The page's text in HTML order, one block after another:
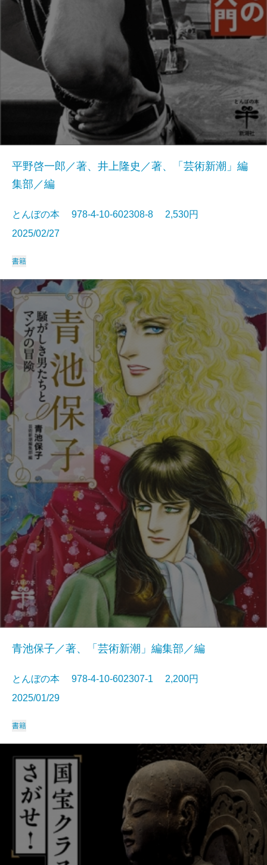
平野啓一郎／著、井上隆史／著、「芸術新潮」編
集部／編
とんぼの本 978-4-10-602308-8 2,530円
2025/02/27
書籍
青池保子／著、「芸術新潮」編集部／編
とんぼの本 978-4-10-602307-1 2,200円
2025/01/29
書籍